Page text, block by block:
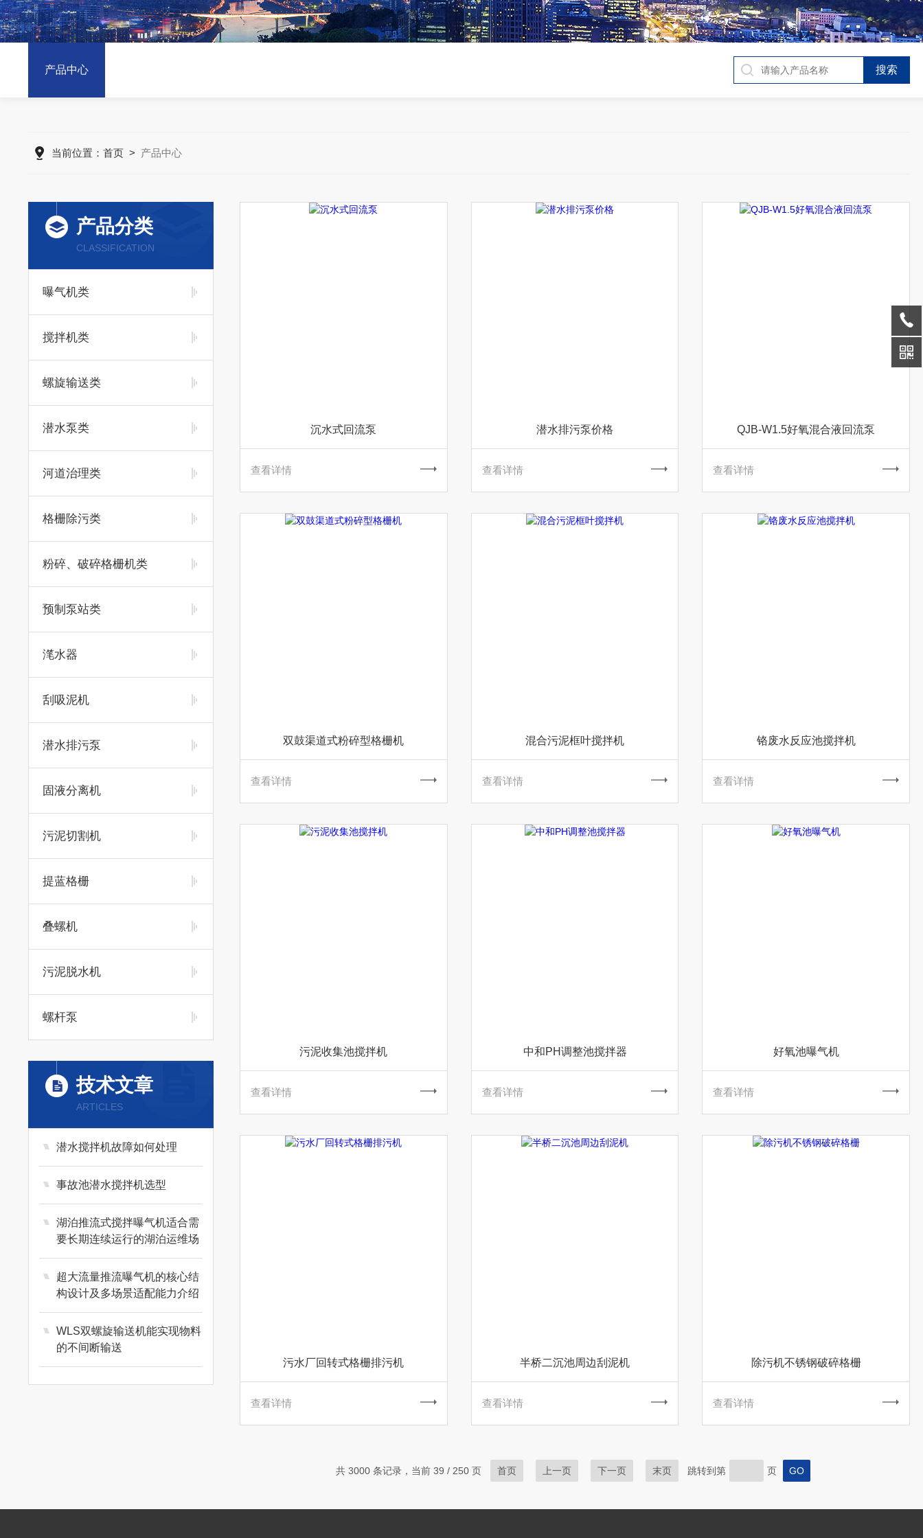
产品中心
当前位置： 首页> 产品中心
产品分类
CLASSIFICATION
曝气机类
搅拌机类
螺旋输送类
潜水泵类
河道治理类
格栅除污类
粉碎、破碎格栅机类
预制泵站类
滗水器
刮吸泥机
潜水排污泵
固液分离机
污泥切割机
提蓝格栅
叠螺机
污泥脱水机
螺杆泵
技术文章
ARTICLES
潜水搅拌机故障如何处理
事故池潜水搅拌机选型
湖泊推流式搅拌曝气机适合需
要长期连续运行的湖泊运维场
景
超大流量推流曝气机的核心结
构设计及多场景适配能力介绍
WLS双螺旋输送机能实现物料
的不间断输送
沉水式回流泵
查看详情
潜水排污泵价格
查看详情
QJB-W1.5好氧混合液回流泵
查看详情
双鼓渠道式粉碎型格栅机
查看详情
混合污泥框叶搅拌机
查看详情
铬废水反应池搅拌机
查看详情
污泥收集池搅拌机
查看详情
中和PH调整池搅拌器
查看详情
好氧池曝气机
查看详情
污水厂回转式格栅排污机
查看详情
半桥二沉池周边刮泥机
查看详情
除污机不锈钢破碎格栅
查看详情
共 3000 条记录，当前 39 / 250 页 首页 上一页 下一页 末页 跳转到第 页